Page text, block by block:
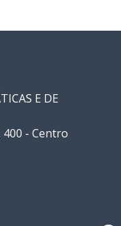
E DE
- Centro